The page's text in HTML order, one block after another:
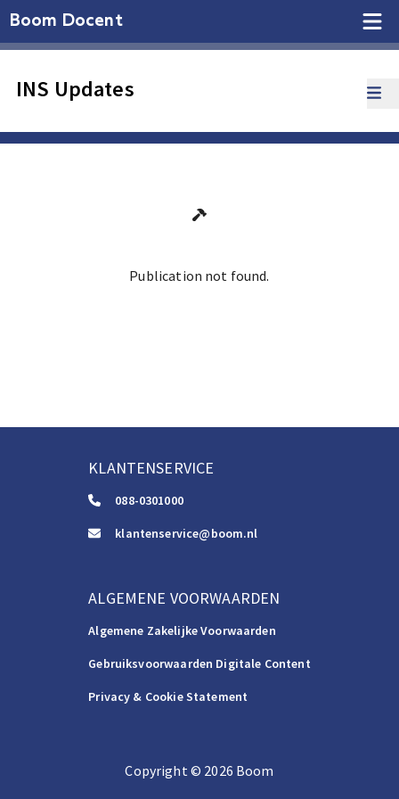
Boom Docent
INS Updates
Publication not found.
KLANTENSERVICE
088-0301000
klantenservice@boom.nl
ALGEMENE VOORWAARDEN
Algemene Zakelijke Voorwaarden
Gebruiksvoorwaarden Digitale Content
Privacy & Cookie Statement
Copyright©️ 2026 Boom